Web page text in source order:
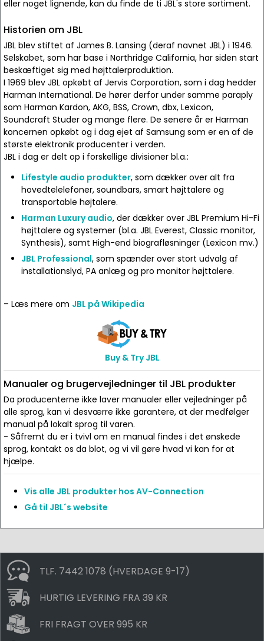
eller noget lignende, kan du finde de ti JBL's store sortiment.
Historien om JBL
JBL blev stiftet af James B. Lansing (deraf navnet JBL) i 1946.
Selskabet, som har base i Northridge California, har siden start
beskæftiget sig med højttalerproduktion.
I 1969 blev JBL opkøbt af Jervis Corporation, som i dag hedder
Harman International. De hører derfor under samme paraply
som Harman Kardon, AKG, BSS, Crown, dbx, Lexicon,
Soundcraft Studer og mange flere. De senere år er Harman
koncernen opkøbt og i dag ejet af Samsung som er en af de
største elektronik producenter i verden.
JBL i dag er delt op i forskellige divisioner bl.a.:
Lifestyle audio produkter, som dækker over alt fra
hovedtelelefoner, soundbars, smart højttalere og
transportable højtalere.
Harman Luxury audio, der dækker over JBL Premium Hi-Fi
højttalere og systemer (bl.a. JBL Everest, Classic monitor,
Synthesis), samt High-end biografløsninger (Lexicon mv.)
JBL Professional, som spænder over stort udvalg af
installationslyd, PA anlæg og pro monitor højttalere.
– Læs mere om JBL på Wikipedia
Buy & Try JBL
Manualer og brugervejledninger til JBL produkter
Da producenterne ikke laver manualer eller vejledninger på
alle sprog, kan vi desværre ikke garantere, at der medfølger
manual på lokalt sprog til varen.
- Såfremt du er i tvivl om en manual findes i det ønskede
sprog, kontakt os da blot, og vi vil gøre hvad vi kan for at
hjælpe.
Vis alle JBL produkter hos AV-Connection
Gå til JBL´s website
TLF. 7442 1078 (HVERDAGE 9-17)
HURTIG LEVERING FRA 39 KR
FRI FRAGT OVER 995 KR